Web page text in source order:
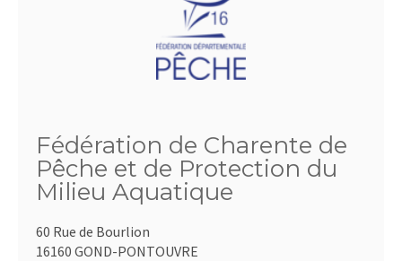
Fédération de Charente de
Pêche et de Protection du
Milieu Aquatique
60 Rue de Bourlion
16160 GOND-PONTOUVRE